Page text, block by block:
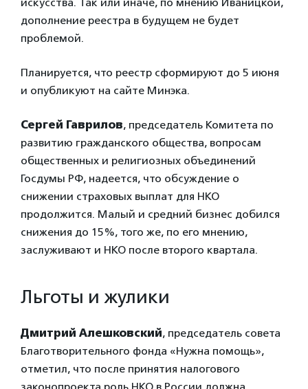
искусства. Так или иначе, по мнению Иваницкой,
дополнение реестра в будущем не будет
проблемой.
Планируется, что реестр сформируют до 5 июня
и опубликуют на сайте Минэка.
Сергей Гаврилов, председатель Комитета по
развитию гражданского общества, вопросам
общественных и религиозных объединений
Госдумы РФ, надеется, что обсуждение о
снижении страховых выплат для НКО
продолжится. Малый и средний бизнес добился
снижения до 15%, того же, по его мнению,
заслуживают и НКО после второго квартала.
Льготы и жулики
Дмитрий Алешковский, председатель совета
Благотворительного фонда «Нужна помощь»,
отметил, что после принятия налогового